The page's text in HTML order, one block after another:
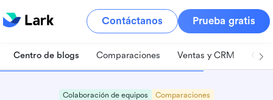
Contáctanos Prueba gratis
Centro de blogs Comparaciones Ventas y CRM
Colaboración de equipos Comparaciones